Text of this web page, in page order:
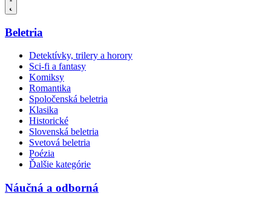
Beletria
Detektívky, trilery a horory
Sci-fi a fantasy
Komiksy
Romantika
Spoločenská beletria
Klasika
Historické
Slovenská beletria
Svetová beletria
Poézia
Ďalšie kategórie
Náučná a odborná